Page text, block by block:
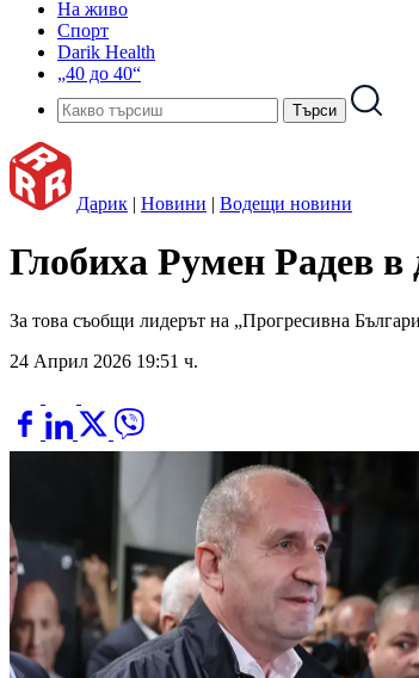
На живо
Спорт
Darik Health
„40 до 40“
Дарик | Новини | Водещи новини
Глобиха Румен Радев в
За това съобщи лидерът на „Прогресивна
24 Април 2026 19:51 ч.